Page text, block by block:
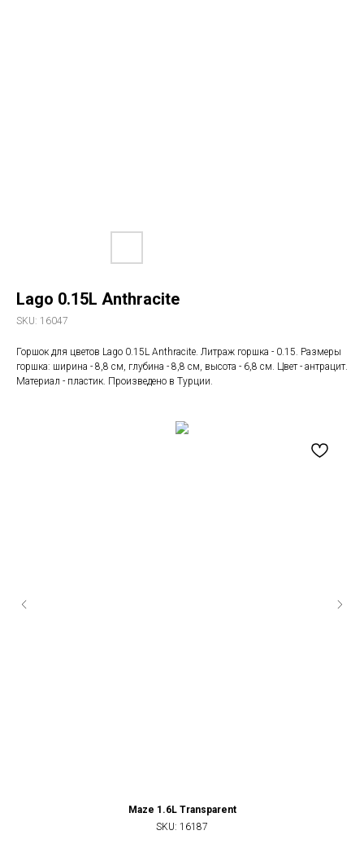
Lago 0.15L Anthracite
SKU: 16047
Горшок для цветов Lago 0.15L Anthracite. Литраж горшка - 0.15. Размеры
горшка: ширина - 8,8 см, глубина - 8,8 см, высота - 6,8 см. Цвет - антрацит.
Материал - пластик. Произведено в Турции.
Maze 1.6L Transparent
SKU: 16187